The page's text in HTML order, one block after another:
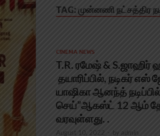
TAG:முன்னணி நட்சத்திர
CINEMA NEWS
T.R. ரமேஷ் &
தயாரிப்பில், நடிகர் எஸ்
யாஷிகா ஆனந்த்
செய்”ஆகஸ்ட் 12 ஆம்
வரவுள்ளது. .
August 10, 2022 - by admin